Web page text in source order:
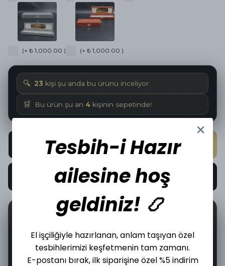
(+ ₺ 1,000.00 ) (+ ₺ 1,000.00 )
🔍 23 kişi şu anda bu ürünü inceliyor.
🛒 Bu ürün şu an 4 kişinin sepetinde!
SEPETE EKLE
HEMEN AL
İncelediğiniz üründen bugün
Tesbih-i Hazır
ailesine hoş
geldiniz! 📿
El işçiliğiyle hazırlanan, anlam taşıyan özel
tesbihlerimizi keşfetmenin tam zamanı.
E-postanı bırak, ilk siparişine özel %5 indirim